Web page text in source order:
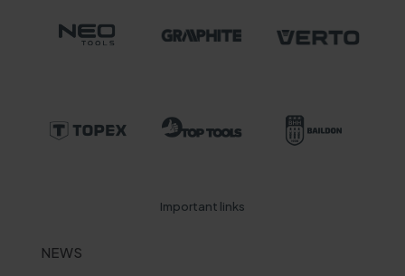
Important links
NEWS